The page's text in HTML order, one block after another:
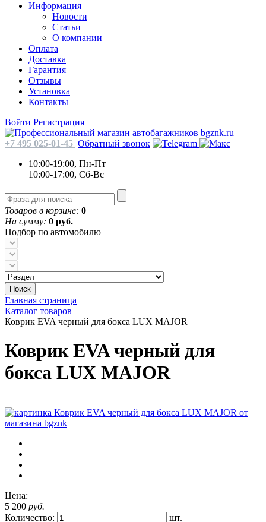
Информация
Новости
Статьи
О компании
Оплата
Доставка
Гарантия
Отзывы
Установка
Контакты
Войти Регистрация
+7 495 025-01-45 Обратный звонок
10:00-19:00, Пн-Пт
10:00-17:00, Сб-Вс
Товаров в корзине: 0
На сумму: 0 руб.
Подбор по автомобилю
Поиск
Главная страница
Каталог товаров
Коврик EVA черный для бокса LUX MAJOR
Коврик EVA черный для
бокса LUX MAJOR
Цена:
5 200 руб.
Количество:
шт.